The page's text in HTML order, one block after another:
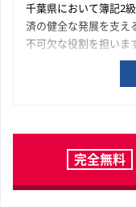
千葉県において簿記2
済の健全な発展を支え
不可欠な役割を担いま
法人といった士業専
企業の経理・財務部
場価値を高めていくた
ださい。
完全無料